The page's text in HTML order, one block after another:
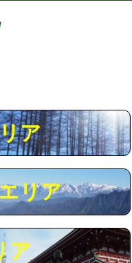
44,000円
+8,800円
11,000円~
66,000円
ア
リア
ア